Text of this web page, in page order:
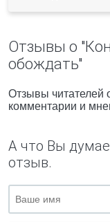
Отзывы о
обождать"
Отзывы читателей
комментарии и
А что Вы
отзыв.